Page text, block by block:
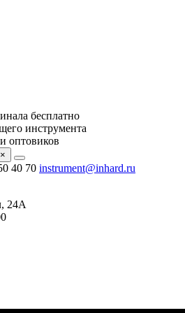
бесплатно
инструмента
оптовиков
×
40 70 instrument@inhard.ru
24А